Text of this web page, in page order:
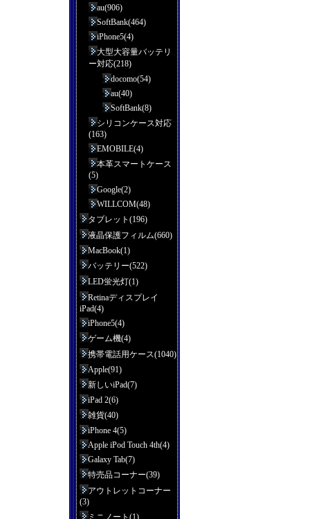
au(906)
SoftBank(464)
iPhone5(4)
大型大容量バッテリ
ー対応(218)
docomo(54)
au(40)
SoftBank(8)
シリコンケース対応
(163)
EMOBILE(4)
本革スマートケース
(5)
Google(2)
WILLCOM(48)
タブレット(196)
液晶保護フィルム(660)
MacBook(1)
バッテリー(522)
LED蛍光灯(1)
Retinaディスプレイ
iPad(4)
iPhone5(4)
ゲーム機(4)
携帯電話用ケース(1040)
Apple(91)
新しいiPad(7)
iPad 2(6)
雑貨(40)
iPhone 4(5)
Apple iPod Touch 4th(4)
Galaxy Tab(7)
特売品コーナー(39)
アウトレットコーナー
(3)
ミニノート(1)